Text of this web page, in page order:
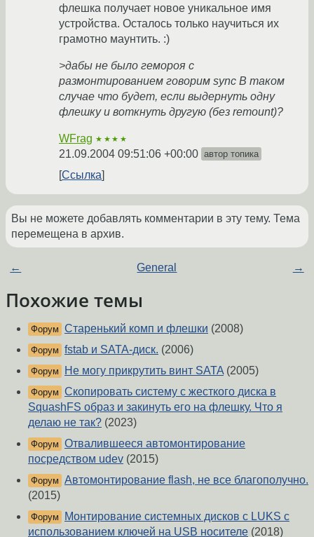
флешка получает новое уникальное имя
устройства. Осталось только научиться их
грамотно маунтить. :)
>дабы не было гемороя с
размонтированием говорим sync В таком
случае что будет, если выдернуть одну
флешку и воткнуть другую (без remount)?
WFrag ★★★★
21.09.2004 09:51:06 +00:00 автор топика
Ссылка
Вы не можете добавлять комментарии в эту тему. Тема
перемещена в архив.
← General →
Похожие темы
Форум Старенький комп и флешки (2008)
Форум fstab и SATA-диск. (2006)
Форум Не могу прикрутить винт SATA (2005)
Форум Скопировать систему с жесткого диска в
SquashFS образ и закинуть его на флешку. Что я
делаю не так? (2023)
Форум Отвалившееся автомонтирование
посредством udev (2015)
Форум Автомонтирование flash, не все благополучно.
(2015)
Форум
Монтирование системных дисков с LUKS с
использованием ключей на USB носителе (2018)